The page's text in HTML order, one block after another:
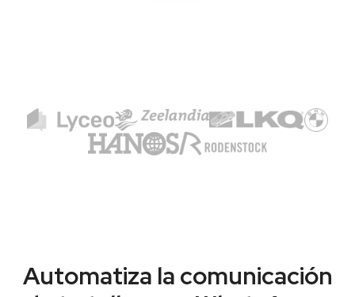
Automatiza la comunicación